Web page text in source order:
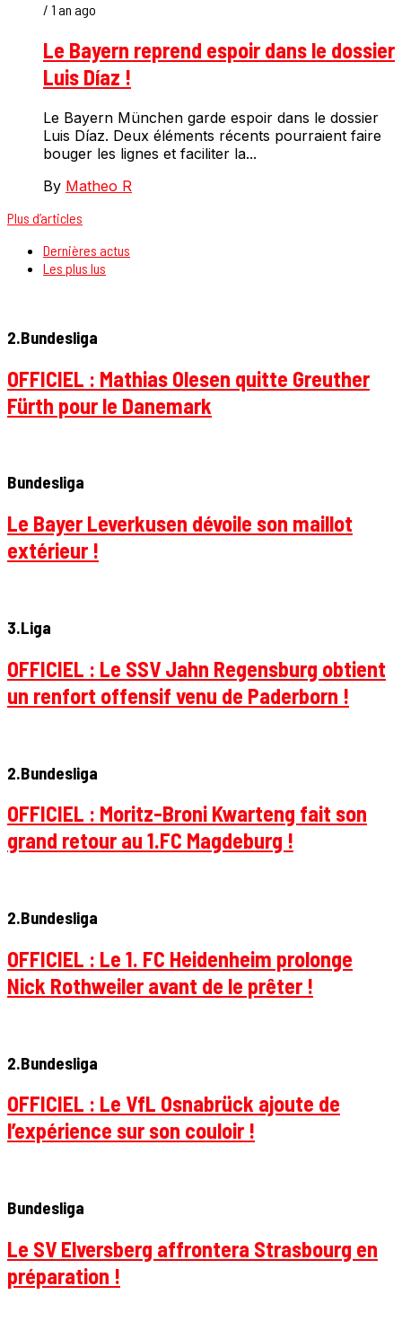
/ 1 an ago
Le Bayern reprend espoir dans le dossier
Luis Díaz !
Le Bayern München garde espoir dans le dossier
Luis Díaz. Deux éléments récents pourraient faire
bouger les lignes et faciliter la...
By Matheo R
Plus d’articles
Dernières actus
Les plus lus
2.Bundesliga
OFFICIEL : Mathias Olesen quitte Greuther
Fürth pour le Danemark
Bundesliga
Le Bayer Leverkusen dévoile son maillot
extérieur !
3.Liga
OFFICIEL : Le SSV Jahn Regensburg obtient
un renfort offensif venu de Paderborn !
2.Bundesliga
OFFICIEL : Moritz-Broni Kwarteng fait son
grand retour au 1.FC Magdeburg !
2.Bundesliga
OFFICIEL : Le 1. FC Heidenheim prolonge
Nick Rothweiler avant de le prêter !
2.Bundesliga
OFFICIEL : Le VfL Osnabrück ajoute de
l’expérience sur son couloir !
Bundesliga
Le SV Elversberg affrontera Strasbourg en
préparation !